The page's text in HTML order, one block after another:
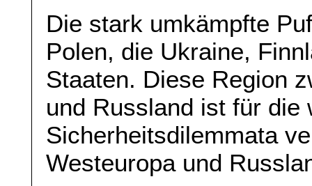
Die stark umkämpfte
Polen, die Ukraine,
Staaten. Diese Region
und Russland ist für die
Sicherheitsdilemmata
Westeuropa und